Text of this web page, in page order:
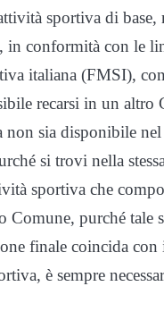
sportiva di
in conformità con le
italiana (FMSI),
recarsi in un altro
non sia disponibile
si trovi nella
sportiva che
Comune, purché tale
finale coincida
è sempre